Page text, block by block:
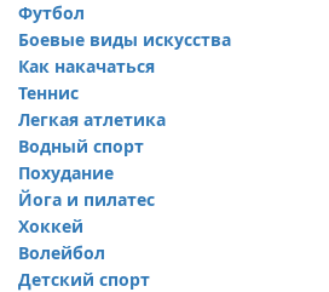
Футбол
Боевые виды искусства
Как накачаться
Теннис
Легкая атлетика
Водный спорт
Похудание
Йога и пилатес
Хоккей
Волейбол
Детский спорт